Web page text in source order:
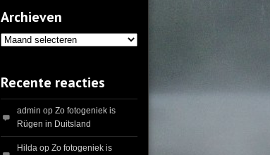
Archieven
Archieven
Recente reacties
admin opZo fotogeniek is
Rügen in Duitsland
Hilda opZo fotogeniek is